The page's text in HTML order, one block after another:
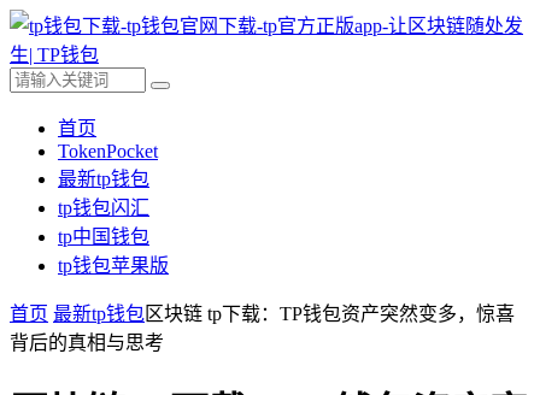
首页
TokenPocket
最新tp钱包
tp钱包闪汇
tp中国钱包
tp钱包苹果版
首页 最新tp钱包区块链 tp下载：TP钱包资产突然变多，惊喜
背后的真相与思考